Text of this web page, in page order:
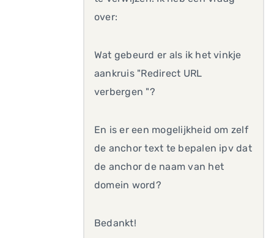
over:
Wat gebeurd er als ik het vinkje
aankruis "Redirect URL
verbergen "?
En is er een mogelijkheid om zelf
de anchor text te bepalen ipv dat
de anchor de naam van het
domein word?
Bedankt!